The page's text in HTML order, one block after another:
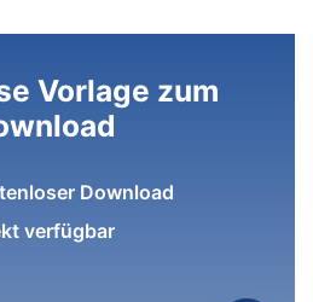
Vorlage zum
Download
verfügbar